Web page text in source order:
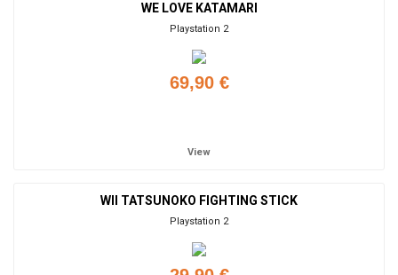
WE LOVE KATAMARI
Playstation 2
69,90 €
View
WII TATSUNOKO FIGHTING STICK
Playstation 2